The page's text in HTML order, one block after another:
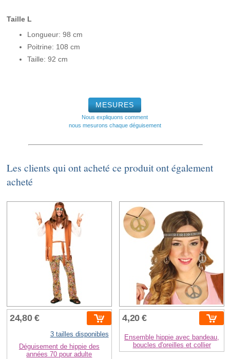
Taille L
Longueur: 98 cm
Poitrine: 108 cm
Taille: 92 cm
MESURES
Nous expliquons comment
nous mesurons chaque déguisement
Les clients qui ont acheté ce produit ont également
acheté
24,80 €
3 tailles disponibles
Déguisement de hippie des
années 70 pour adulte
4,20 €
Ensemble hippie avec bandeau,
boucles d'oreilles et collier